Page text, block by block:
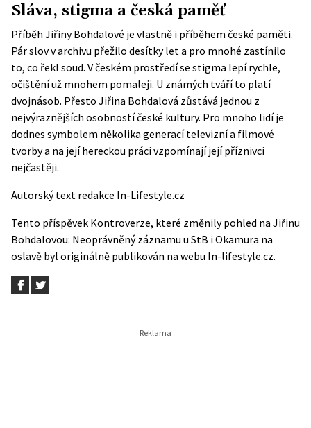
Sláva, stigma a česká paměť
Příběh Jiřiny Bohdalové je vlastně i příběhem české paměti.
Pár slov v archivu přežilo desítky let a pro mnohé zastínilo
to, co řekl soud. V českém prostředí se stigma lepí rychle,
očištění už mnohem pomaleji. U známých tváří to platí
dvojnásob. Přesto Jiřina Bohdalová zůstává jednou z
nejvýraznějších osobností české kultury. Pro mnoho lidí je
dodnes symbolem několika generací televizní a filmové
tvorby a na její hereckou práci vzpomínají její příznivci
nejčastěji.
Autorský text redakce In-Lifestyle.cz
Tento příspěvek Kontroverze, které změnily pohled na Jiřinu
Bohdalovou: Neoprávněný záznamu u StB i Okamura na
oslavě byl originálně publikován na webu In-lifestyle.cz.